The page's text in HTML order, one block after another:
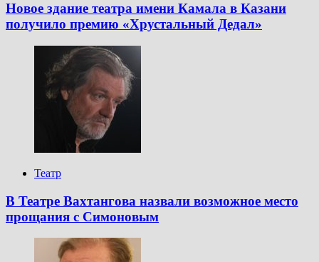
Новое здание театра имени Камала в Казани
получило премию «Хрустальный Дедал»
Театр
В Театре Вахтангова назвали возможное место
прощания с Симоновым